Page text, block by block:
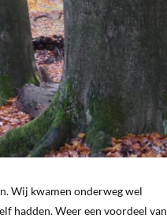
Wij kwamen onderweg wel
hadden. Weer een voordeel van